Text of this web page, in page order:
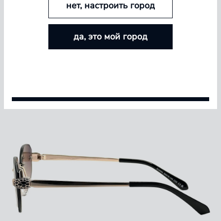
БОЛЬШЕ ЛИНЗ — БОЛЬШЕ СКИДКА
Покупайте контактные линзы Airway и увеличивайте
размер скидки — от 5% до 15%
нет, настроить город
да, это мой город